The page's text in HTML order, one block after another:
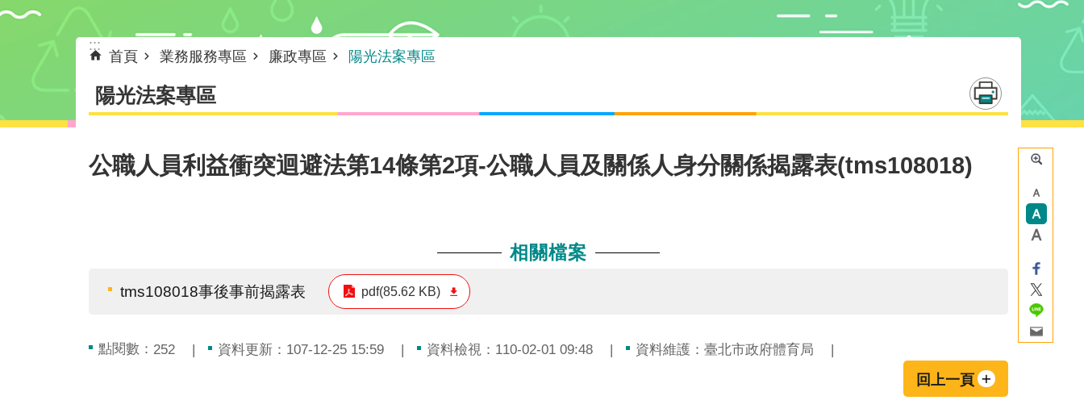
:::
首頁 業務服務專區 廉政專區 陽光法案專區
陽光法案專區
公職人員利益衝突迴避法第14條第2項-公職人員及關係人身分關係揭露表(tms108018)
相關檔案
tms108018事後事前揭露表 pdf(85.62 KB)
點閱數： 252 資料更新：107-12-25 15:59 資料檢視：110-02-01 09:48 資料維護：臺北市政府體育局
回上一頁